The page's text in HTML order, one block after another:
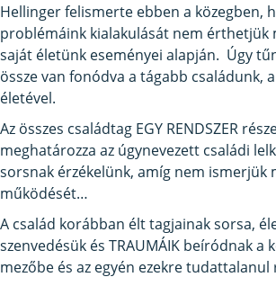
Hellinger felismerte ebben a közegben,
problémáink kialakulását nem érthetjük
saját életünk eseményei alapján. Úgy
össze van fonódva a tágabb családunk,
életével.
Az összes családtag EGY RENDSZER
meghatározza az úgynevezett családi
sorsnak érzékelünk, amíg nem ismerjük
működését…
A család korábban élt tagjainak sorsa,
szenvedésük és TRAUMÁIK beíródnak a
mezőbe és az egyén ezekre tudattalanul